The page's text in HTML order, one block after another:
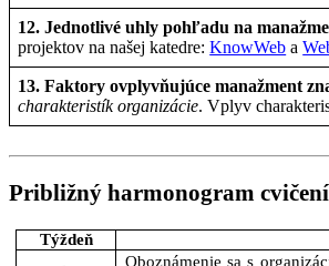
12.Jednotlivé uhly pohľadu na
projektov na našej katedre:KnowWeb a
13. Faktory ovplyvňujúce manažment
charakteristík organizácie.Vplyv
Približný harmonogram cvičení
Týždeň
Oboznámenie sa s